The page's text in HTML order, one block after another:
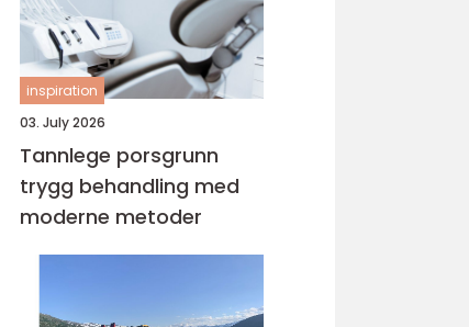
inspiration
03. July 2026
Tannlege porsgrunn
trygg behandling med
moderne metoder